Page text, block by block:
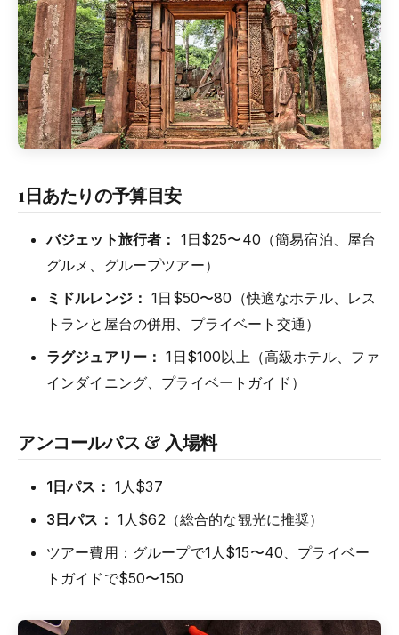
1日あたりの予算目安
バジェット旅行者： 1日$25〜40（簡易宿泊、屋台
グルメ、グループツアー）
ミドルレンジ： 1日$50〜80（快適なホテル、レス
トランと屋台の併用、プライベート交通）
ラグジュアリー： 1日$100以上（高級ホテル、ファ
インダイニング、プライベートガイド）
アンコールパス & 入場料
1日パス： 1人$37
3日パス： 1人$62（総合的な観光に推奨）
ツアー費用：グループで1人$15〜40、プライベー
トガイドで$50〜150